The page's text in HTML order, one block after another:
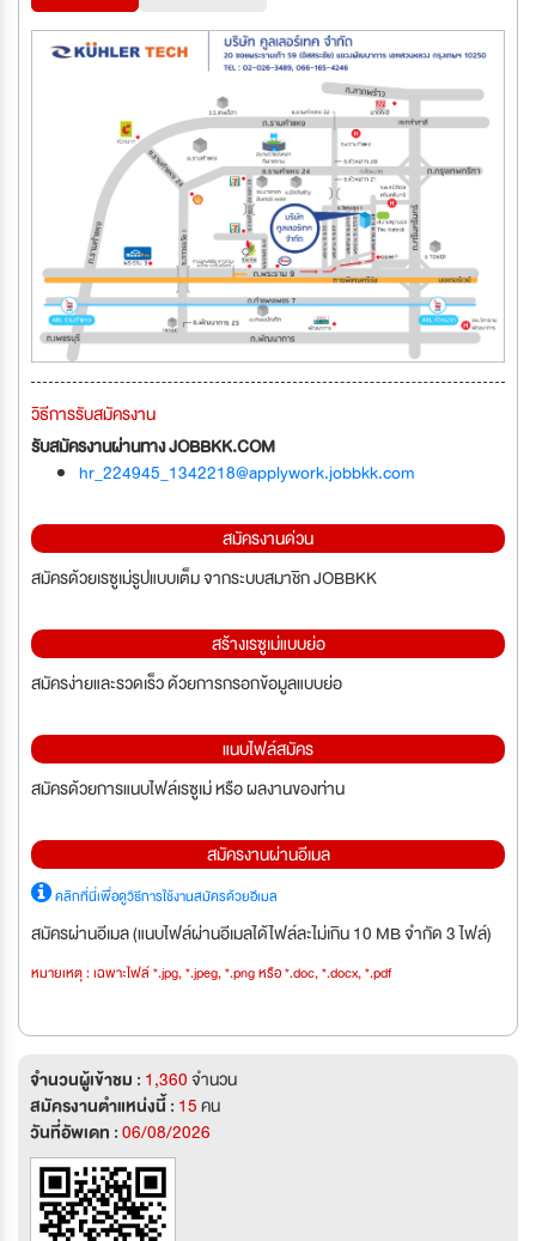
วิธีการรับสมัครงาน
รับสมัครงานผ่านทาง JOBBKK.COM
hr_224945_1342218@applywork.jobbkk.com
สมัครงานด่วน
สมัครด้วยเรซูเม่รูปแบบเต็ม จากระบบสมาชิก JOBBKK
สร้างเรซูเม่แบบย่อ
สมัครง่ายและรวดเร็ว ด้วยการกรอกข้อมูลแบบย่อ
แนบไฟล์สมัคร
สมัครด้วยการแนบไฟล์เรซูเม่ หรือ ผลงานของท่าน
สมัครงานผ่านอีเมล
คลิกที่นี่เพื่อดูวิธีการใช้งานสมัครด้วยอีเมล
สมัครผ่านอีเมล (แนบไฟล์ผ่านอีเมลได้ไฟล์ละไม่เกิน 10 MB จำกัด 3 ไฟล์)
หมายเหตุ : เฉพาะไฟล์ *.jpg, *.jpeg, *.png หรือ *.doc, *.docx, *.pdf
จำนวนผู้เข้าชม : 1,360จำนวน
สมัครงานตำแหน่งนี้ : 15คน
วันที่อัพเดท :06/08/2026